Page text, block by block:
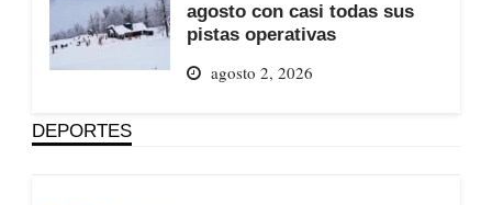
agosto con casi todas sus
pistas operativas
agosto 2, 2026
DEPORTES